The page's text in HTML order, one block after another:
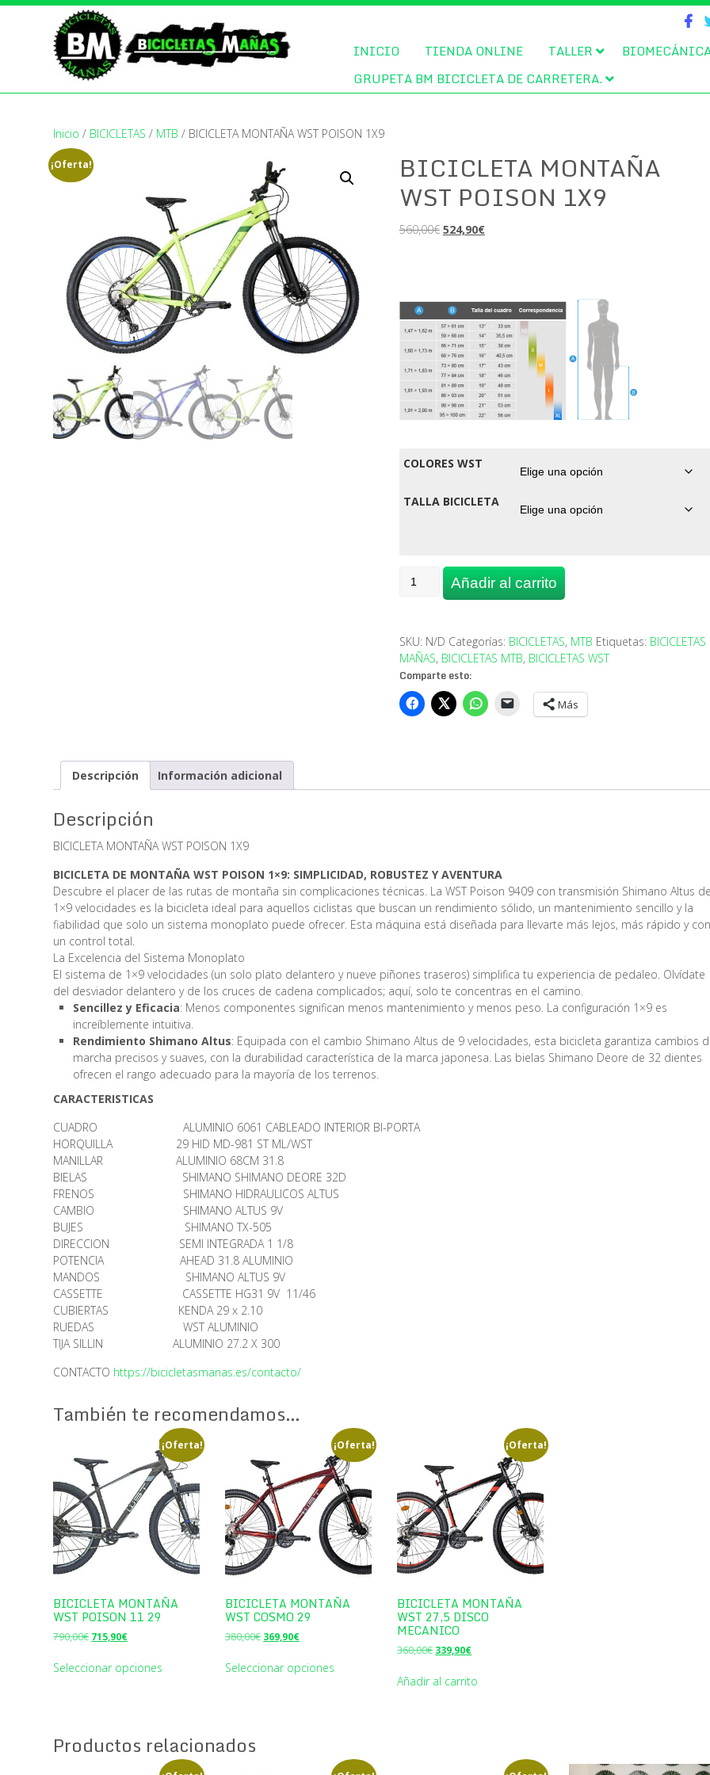
INICIO TIENDA ONLINE TALLER
GRUPETA BM BICICLETA DE CARRETERA.
Inicio / BICICLETAS / MTB / BICICLETA MONTAÑA WST POISON 1X9
¡Oferta! BICICLETA MONTAÑA
WST POISON 1X9
560,00€ El
524,90€El
COLORES WST
TALLA BICICLETA
BICICLETA
MONTAÑA
1X9
cantidad
Añadir al carrito
SKU: N/D Categorías: BICICLETAS, MTB Etiquetas: BICICLETAS
MAÑAS, BICICLETAS MTB, BICICLETAS WST
Comparte esto:
Más
Descripción Información adicional
Descripción
BICICLETA MONTAÑA WST POISON 1X9
BICICLETA DE MONTAÑA WST POISON 1×9: SIMPLICIDAD, ROBUSTEZ Y AVENTURA
Descubre el placer de las rutas de montaña sin complicaciones técnicas. La WST Poison 9409 con transmisión Shimano Altus de
1×9 velocidades es la bicicleta ideal para aquellos ciclistas que buscan un rendimiento sólido, un mantenimiento sencillo y la
fiabilidad que solo un sistema monoplato puede ofrecer. Esta máquina está diseñada para llevarte más lejos, más rápido y con
un control total.
La Excelencia del Sistema Monoplato
El sistema de 1×9 velocidades (un solo plato delantero y nueve piñones traseros) simplifica tu experiencia de pedaleo. Olvídate
del desviador delantero y de los cruces de cadena complicados; aquí, solo te concentras en el camino.
Sencillez y Eficacia: Menos componentes significan menos mantenimiento y menos peso. La configuración 1×9 es
increíblemente intuitiva.
Rendimiento Shimano Altus: Equipada con el cambio Shimano Altus de 9 velocidades, esta bicicleta garantiza cambios
marcha precisos y suaves, con la durabilidad característica de la marca japonesa. Las bielas Shimano Deore de 32 dientes
ofrecen el rango adecuado para la mayoría de los terrenos.
CARACTERISTICAS
CUADRO ALUMINIO 6061 CABLEADO INTERIOR BI-PORTA
HORQUILLA 29 HID MD-981 ST ML/WST
MANILLAR ALUMINIO 68CM 31.8
BIELAS SHIMANO SHIMANO DEORE 32D
FRENOS SHIMANO HIDRAULICOS ALTUS
CAMBIO SHIMANO ALTUS 9V
BUJES SHIMANO TX-505
DIRECCION SEMI INTEGRADA 1 1/8
POTENCIA AHEAD 31.8 ALUMINIO
MANDOS SHIMANO ALTUS 9V
CASSETTE CASSETTE HG31 9V 11/46
CUBIERTAS KENDA 29 x 2.10
RUEDAS WST ALUMINIO
TIJA SILLIN ALUMINIO 27.2 X 300
CONTACTO https://bicicletasmanas.es/contacto/
También te recomendamos…
¡Oferta!
BICICLETA MONTAÑA
WST POISON 11 29
790,00€ El
original
715,90€El
actual
Seleccionar opciones
¡Oferta!
BICICLETA MONTAÑA
WST COSMO 29
380,00€ El
original
369,90€El
actual
Seleccionar opciones
¡Oferta!
BICICLETA MONTAÑA
WST 27,5 DISCO
MECANICO
360,00€ El
original
339,90€El
actual
Añadir al carrito
Productos relacionados